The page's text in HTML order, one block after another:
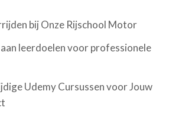
bij Onze Rijschool Motor
leerdoelen voor professionele
Udemy Cursussen voor Jouw